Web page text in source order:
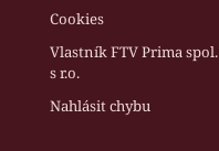
Cookies
Vlastník FTV Prima spol.
s r.o.
Nahlásit chybu